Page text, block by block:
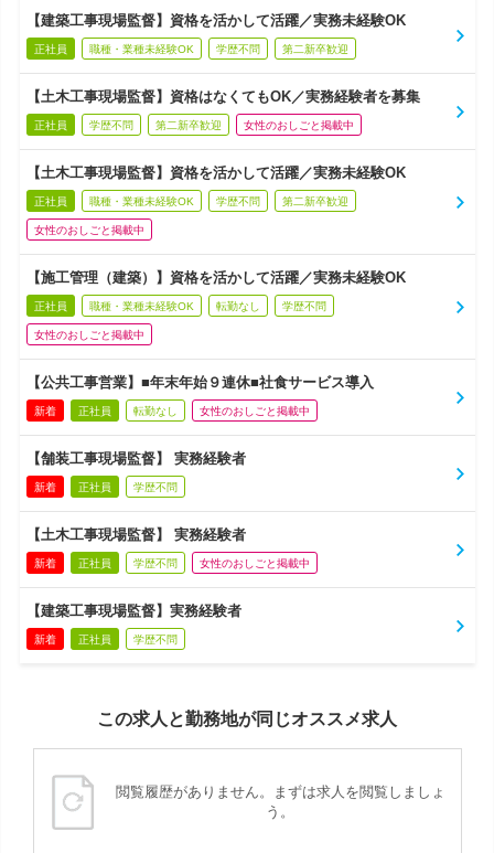
【建築工事現場監督】資格を活かして活躍／実務未経験OK
正社員 職種・業種未経験OK 学歴不問 第二新卒歓迎
【土木工事現場監督】資格はなくてもOK／実務経験者を募集
正社員 学歴不問 第二新卒歓迎 女性のおしごと掲載中
【土木工事現場監督】資格を活かして活躍／実務未経験OK
正社員 職種・業種未経験OK 学歴不問 第二新卒歓迎
女性のおしごと掲載中
【施工管理（建築）】資格を活かして活躍／実務未経験OK
正社員 職種・業種未経験OK 転勤なし 学歴不問
女性のおしごと掲載中
【公共工事営業】■年末年始９連休■社食サービス導入
新着 正社員 転勤なし 女性のおしごと掲載中
【舗装工事現場監督】 実務経験者
新着 正社員 学歴不問
【土木工事現場監督】 実務経験者
新着 正社員 学歴不問 女性のおしごと掲載中
【建築工事現場監督】実務経験者
新着 正社員 学歴不問
この求人と勤務地が同じオススメ求人
閲覧履歴がありません。まずは求人を閲覧しましょ
う。